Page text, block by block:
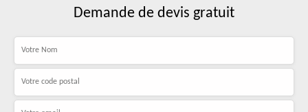
Demande de devis gratuit